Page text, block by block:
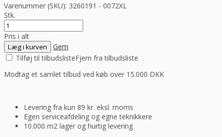
Varenummer (SKU): 3260191 - 0072XL
Stk.
Pris i alt
Læg i kurven
Gem
Tilføj til tilbudslisteFjern fra tilbudsliste
Modtag et samlet tilbud ved køb over 15.000 DKK
Levering fra kun 89 kr. eksl. moms
Egen serviceafdeling og egne teknikkere
10.000 m2 lager og hurtig levering